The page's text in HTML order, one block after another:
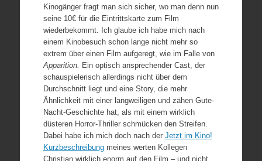
Kinogänger fragt man sich sicher, wo man denn nun
seine 10€ für die Eintrittskarte zum Film
wiederbekommt. Ich glaube ich habe mich nach
einem Kinobesuch schon lange nicht mehr so
extrem über einen Film aufgeregt, wie im Falle von
Apparition. Ein optisch ansprechender Cast, der
schauspielerisch allerdings nicht über dem
Durchschnitt liegt und eine Story, die mehr
Ähnlichkeit mit einer langweiligen und zähen Gute-
Nacht-Geschichte hat, als mit einem wirklich
düsteren Horror-Thriller schmücken den Streifen.
Dabei habe ich mich doch nach der Jetzt im Kino!
Kurzbeschreibungmeines werten Kollegen
Christian wirklich enorm auf den Film – und nicht